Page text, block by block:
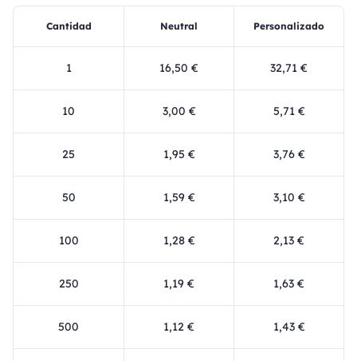
Cantidad Neutral Personalizado
1 16,50 € 32,71 €
10 3,00 € 5,71 €
25 1,95 € 3,76 €
50 1,59 € 3,10 €
100 1,28 € 2,13 €
250 1,19 € 1,63 €
500 1,12 € 1,43 €